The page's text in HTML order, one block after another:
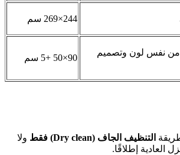
244×269 سم
من نفس لون وتصميم
90×50 +5 سم
التنظيف الجاف (Dry clean) فقط
ولا
العادية إطلاقًا.